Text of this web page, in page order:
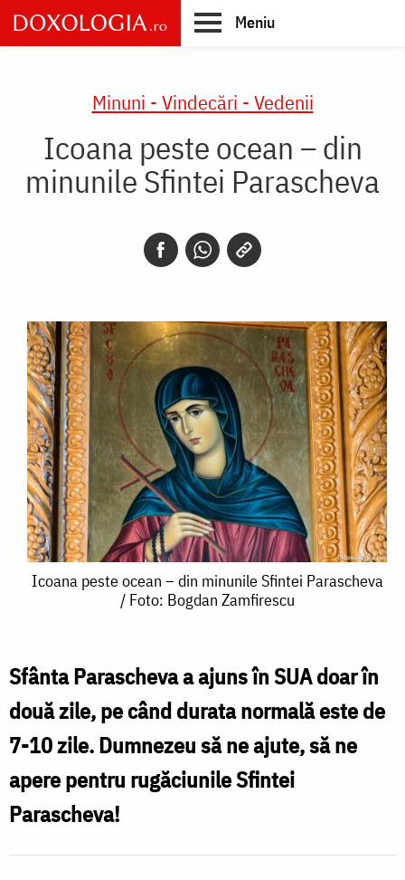
Skip
to
main
Meniu
Minuni - Vindecări - Vedenii
Icoana peste ocean – din
minunile Sfintei Parascheva
Icoana
–
din
minunile
Parascheva
Foto:
Icoana peste ocean – din minunile Sfintei Parascheva
/ Foto: Bogdan Zamfirescu
Sfânta Parascheva a ajuns în SUA doar în
două zile, pe când durata normală este de
7-10 zile. Dumnezeu să ne ajute, să ne
apere pentru rugăciunile Sfintei
Parascheva!